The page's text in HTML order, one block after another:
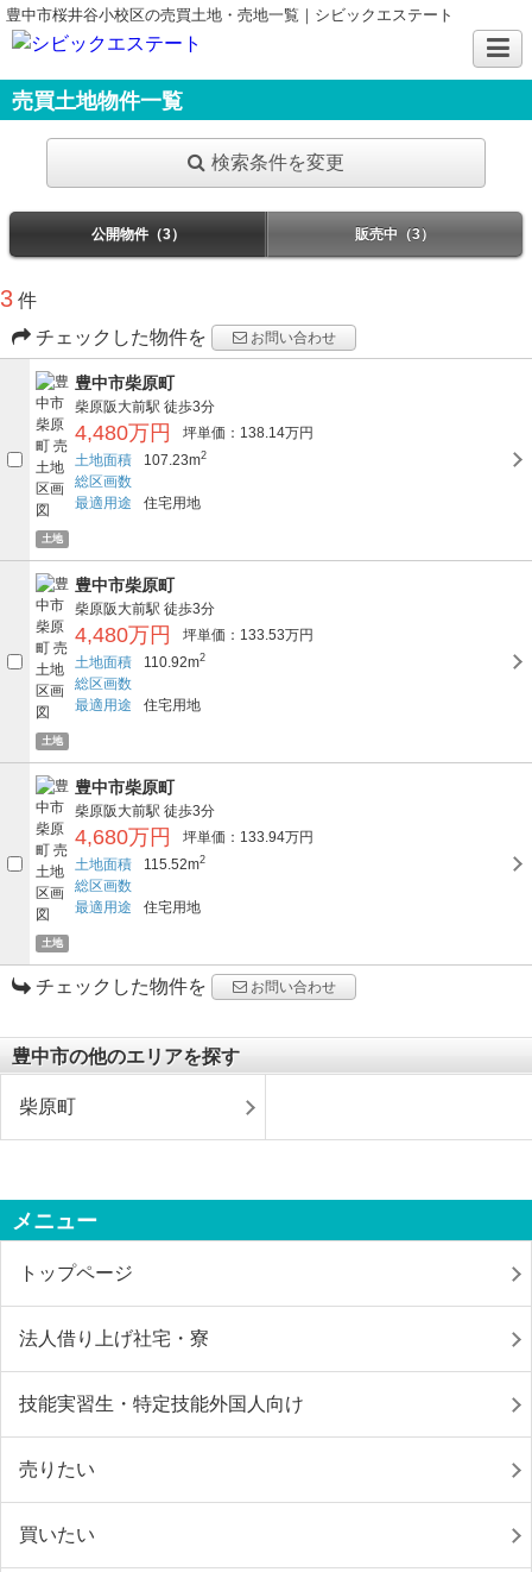
豊中市桜井谷小校区の売買土地・売地一覧｜シビックエステート
売買土地物件一覧
検索条件を変更
公開物件（3） 販売中（3）
3 件
チェックした物件を
お問い合わせ
土地
豊中市柴原町
柴原阪大前駅 徒歩3分
4,480万円
坪単価：138.14万円
土地面積
107.23m2
総区画数
最適用途
住宅用地
土地
豊中市柴原町
柴原阪大前駅 徒歩3分
4,480万円
坪単価：133.53万円
土地面積
110.92m2
総区画数
最適用途
住宅用地
土地
豊中市柴原町
柴原阪大前駅 徒歩3分
4,680万円
坪単価：133.94万円
土地面積
115.52m2
総区画数
最適用途
住宅用地
チェックした物件を お問い合わせ
豊中市の他のエリアを探す
柴原町
メニュー
トップページ
法人借り上げ社宅・寮
技能実習生・特定技能外国人向け
売りたい
買いたい